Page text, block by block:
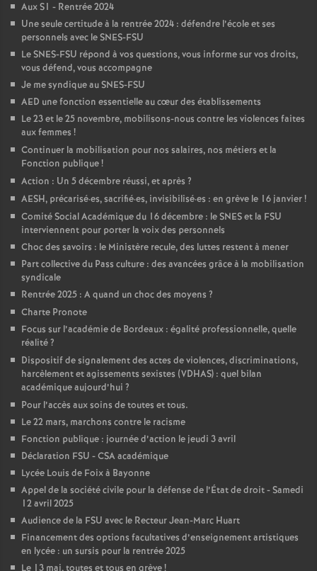
r
é
a
s
T
u
r
Aux S1 - Rentrée 2024
Une seule certitude à la rentrée 2024 : défendre l’école et ses
personnels avec le SNES-FSU
Le SNES-FSU répond à vos questions, vous informe sur vos droits,
vous défend, vous accompagne
Je me syndique au SNES-FSU
AED une fonction essentielle au cœur des établissements
Le 23 et le 25 novembre, mobilisons-nous contre les violences faites
aux femmes !
Continuer la mobilisation pour nos salaires, nos métiers et la
Fonction publique!
Action : Un 5 décembre réussi, et après ?
AESH, précarisé·es, sacrifié·es, invisibilisé·es : en grève le 16 janvier!
Comité Social Académique du 16 décembre : le SNES et la FSU
interviennent pour porter la voix des personnels
Choc des savoirs : le Ministère recule, des luttes restent à mener
Part collective du Pass culture : des avancées grâce à la mobilisation
syndicale
Rentrée 2025 : A quand un choc des moyens ?
Charte Pronote
Focus sur l’académie de Bordeaux : égalité professionnelle, quelle
réalité?
Dispositif de signalement des actes de violences, discriminations,
harcèlement et agissements sexistes (VDHAS) : quel bilan
académique aujourd’hui ?
Pour l’accès aux soins de toutes et tous.
Le 22 mars, marchons contre le racisme
Fonction publique : journée d’action le jeudi 3 avril
Déclaration FSU - CSA académique
Lycée Louis de Foix à Bayonne
Appel de la société civile pour la défense de l’État de droit - Samedi
12 avril 2025
Audience de la FSU avec le Recteur Jean-Marc Huart
Financement des options facultatives d’enseignement artistiques
en lycée : un sursis pour la rentrée 2025